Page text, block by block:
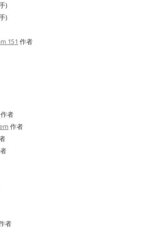
)
)
151 作者
作者
作者
者